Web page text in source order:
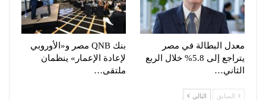
معدل البطالة في مصر
يتراجع إلى 5.8% خلال الربع
الثاني…
بنك QNB مصر و«الأوروبي
لإعادة الإعمار» ينظمان
ملتقى…
السابق التالي